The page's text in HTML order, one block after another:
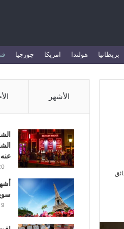
بريطانيا هولندا امريكا جورجيا
الأشهر
عنه
20
9 يناير، 2023